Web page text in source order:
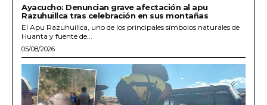
Ayacucho: Denuncian grave afectación al apu
Razuhuillca tras celebración en sus montañas
El Apu Razuhuillca, uno de los principales símbolos naturales de
Huanta y fuente de...
05/08/2026